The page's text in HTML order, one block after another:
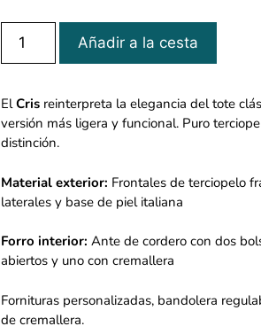
Añadir a la cesta
ElCris reinterpreta la elegancia del tote
versión más ligera y funcional. Puro
distinción.
Material exterior: Frontales de terciopelo
laterales y base de piel italiana
Forro interior: Ante de cordero con dos
abiertos y uno con cremallera
Fornituras personalizadas, bandolera
de cremallera.